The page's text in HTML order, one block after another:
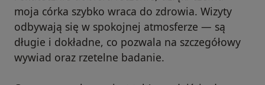
moja córka szybko wraca do zdrowia. Wizyty
odbywają się w spokojnej atmosferze — są
długie i dokładne, co pozwala na szczegółowy
wywiad oraz rzetelne badanie.